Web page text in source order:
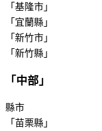
「 基隆市 」
「 宜蘭縣 」
「 新竹市 」
「 新竹縣 」
「 中部 」
縣市
「 苗栗縣 」